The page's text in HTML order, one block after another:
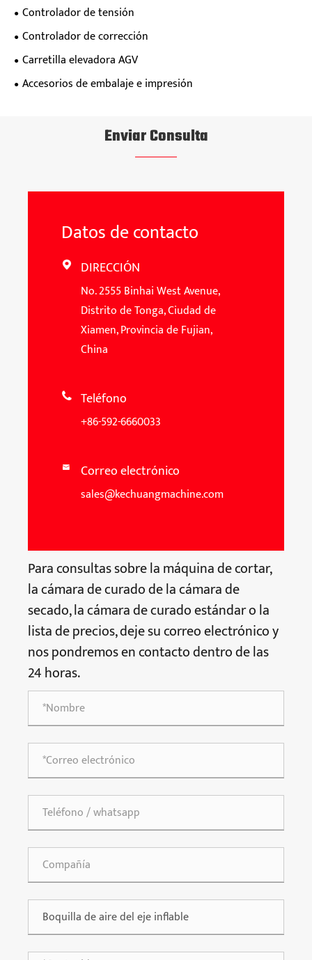
Controlador de tensión
Controlador de corrección
Carretilla elevadora AGV
Accesorios de embalaje e impresión
Enviar Consulta
Datos de contacto
 DIRECCIÓN
No. 2555 Binhai West Avenue,
Distrito de Tonga, Ciudad de
Xiamen, Provincia de Fujian,
China
 Teléfono
+86-592-6660033
 Correo electrónico
sales@kechuangmachine.com
Para consultas sobre la máquina de cortar,
la cámara de curado de la cámara de
secado, la cámara de curado estándar o la
lista de precios, deje su correo electrónico y
nos pondremos en contacto dentro de las
24 horas.